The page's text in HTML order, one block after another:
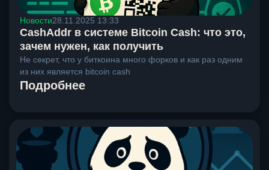
Новости28.11.2025 13:33
CashAddr в системе Bitcoin Cash: что это,
зачем нужен, как получить
Не секрет, что у биткоина много форков и как раз одним
из них является bitcoin cash
Подробнее